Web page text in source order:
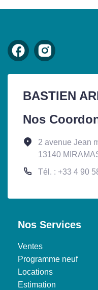
BASTIEN
Nos
2 avenue Jean
13140
Tél. : +33 4 90
Nos Services
Ventes
Programme neuf
Locations
Estimation